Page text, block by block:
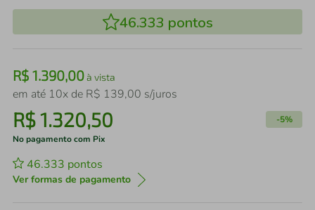
46.333 pontos
R$ 1.390,00à vista
em até 10x de R$ 139,00 s/juros
R$1.320,50 -5%
No pagamento com Pix
46.333 pontos
Ver formas de pagamento